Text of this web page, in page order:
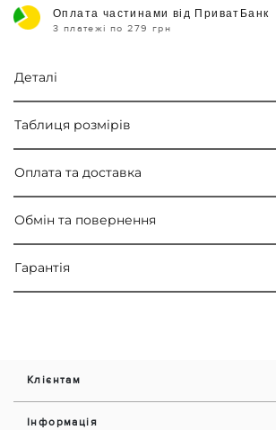
Оплата частинами від ПриватБанк
3 платежі по 279 грн
Деталі
Таблиця розмірів
Оплата та доставка
Обмін та повернення
Гарантія
Клієнтам
Інформація